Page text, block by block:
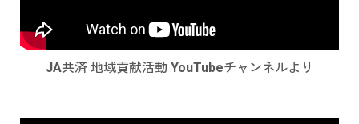
JA共済 地域貢献活動 YouTubeチャンネルより